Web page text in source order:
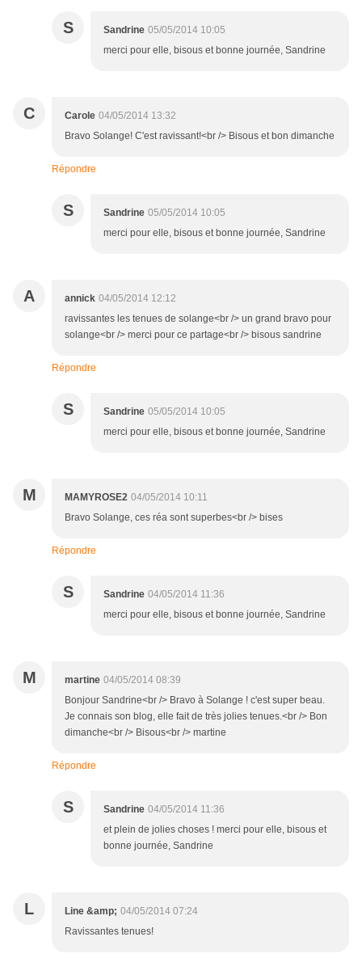
S Sandrine 05/05/2014 10:05
merci pour elle, bisous et bonne journée, Sandrine
C Carole 04/05/2014 13:32
Bravo Solange! C'est ravissant!<br /> Bisous et bon dimanche
Répondre
S Sandrine 05/05/2014 10:05
merci pour elle, bisous et bonne journée, Sandrine
A annick 04/05/2014 12:12
ravissantes les tenues de solange<br /> un grand bravo pour
solange<br /> merci pour ce partage<br /> bisous sandrine
Répondre
S Sandrine 05/05/2014 10:05
merci pour elle, bisous et bonne journée, Sandrine
M MAMYROSE2 04/05/2014 10:11
Bravo Solange, ces réa sont superbes<br /> bises
Répondre
S Sandrine 04/05/2014 11:36
merci pour elle, bisous et bonne journée, Sandrine
M martine 04/05/2014 08:39
Bonjour Sandrine<br /> Bravo à Solange ! c'est super beau.
Je connais son blog, elle fait de très jolies tenues.<br /> Bon
dimanche<br /> Bisous<br /> martine
Répondre
S Sandrine 04/05/2014 11:36
et plein de jolies choses ! merci pour elle, bisous et
bonne journée, Sandrine
L Line &amp; 04/05/2014 07:24
Ravissantes tenues!